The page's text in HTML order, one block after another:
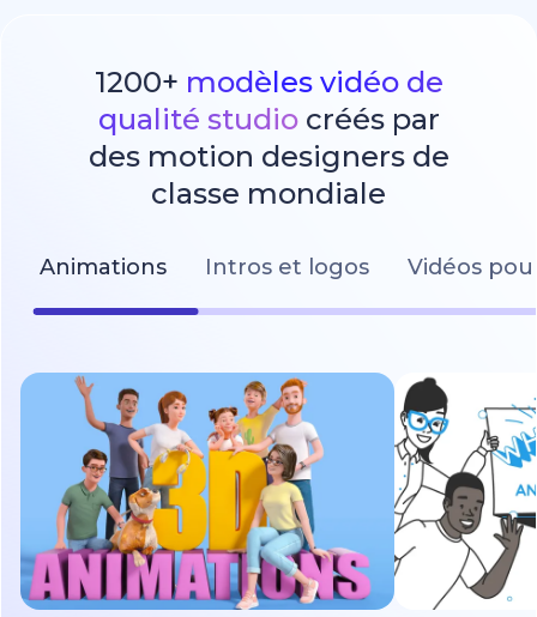
1200+ modèles vidéo de
qualité studiocréés par
des motion designers de
classe mondiale
Animations Intros et logos Vidéos